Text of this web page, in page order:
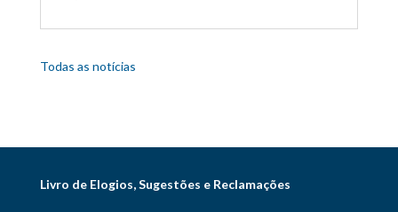
Todas as notícias
Livro de Elogios, Sugestões e Reclamações